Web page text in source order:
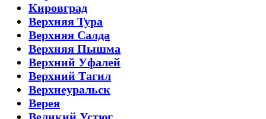
Кировград
Верхняя Тура
Верхняя Салда
Верхняя Пышма
Верхний Уфалей
Верхний Тагил
Верхнеуральск
Верея
Великий Устюг